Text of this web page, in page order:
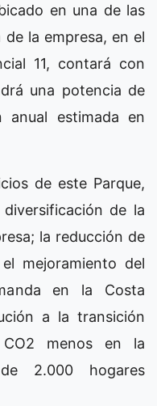
en una de las
la empresa, en el
11, contará con
una potencia de
anual estimada en
de este Parque,
de la
la reducción de
mejoramiento del
en la Costa
a la transición
menos en la
2.000 hogares